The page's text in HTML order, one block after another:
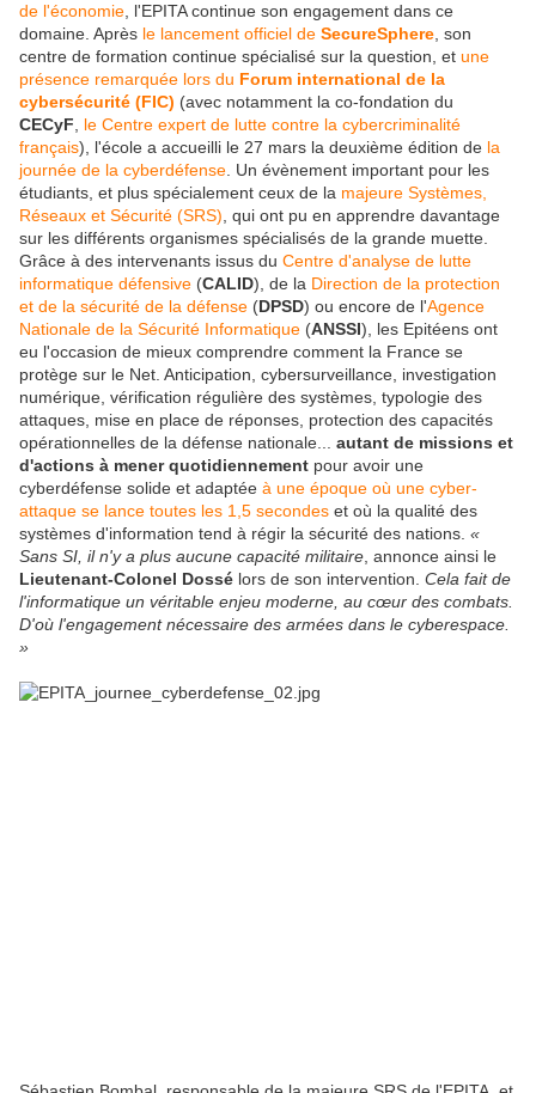
de l'économie , l'EPITA continue son engagement dans ce
domaine. Après le lancement officiel de SecureSphere , son
centre de formation continue spécialisé sur la question, et une
présence remarquée lors du Forum international de la
cybersécurité (FIC) (avec notamment la co-fondation du
CECyF
le Centre expert de lutte contre la cybercriminalité
français), l'école a accueilli le 27 mars la deuxième édition de la
journée de la cyberdéfense . Un évènement important pour les
étudiants, et plus spécialement ceux de la majeure Systèmes,
Réseaux et Sécurité (SRS) , qui ont pu en apprendre davantage
sur les différents organismes spécialisés de la grande muette.
Grâce à des intervenants issus du Centre d'analyse de lutte
informatique défensive (CALID), de la Direction de la protection
et de la sécurité de la défense (DPSD) ou encore de l'Agence
Nationale de la Sécurité Informatique (ANSSI), les Epitéens ont
eu l'occasion de mieux comprendre comment la France se
protège sur le Net. Anticipation, cybersurveillance, investigation
numérique, vérification régulière des systèmes, typologie des
attaques, mise en place de réponses, protection des capacités
opérationnelles de la défense nationale... autant de missions et
d'actions à mener quotidiennement pour avoir une
cyberdéfense solide et adaptée à une époque où une cyber-
attaque se lance toutes les 1,5 secondes et où la qualité des
systèmes d'information tend à régir la sécurité des nations. «
Sans SI, il n'y a plus aucune capacité militaire , annonce ainsi le
Lieutenant-Colonel Dossé lors de son intervention. Cela fait de
l'informatique un véritable enjeu moderne, au cœur des combats.
D'où l'engagement nécessaire des armées dans le cyberespace.
»